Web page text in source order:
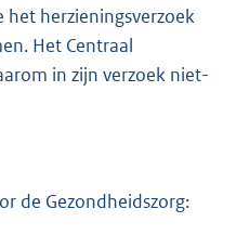
het herzieningsverzoek
Het Centraal
in zijn verzoek niet-
de Gezondheidszorg: